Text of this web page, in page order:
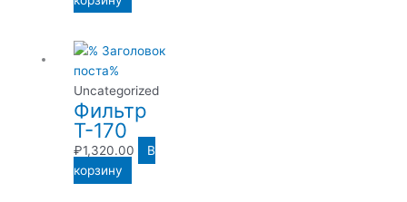
Uncategorized
Фильтр
Т-170
₽1,320.00
В
корзину